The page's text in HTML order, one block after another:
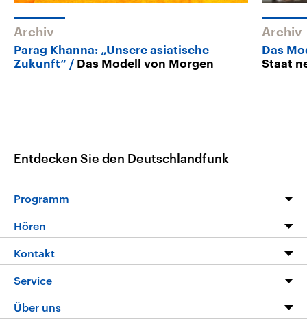
Archiv
Parag Khanna: „Unsere asiatische
Zukunft“
Das Modell von Morgen
Archiv
Das
Staat
Entdecken Sie den Deutschlandfunk
Programm
Die Nachrichten
Nachrichtenleicht
Neue Beiträge auf dlf.de
Hören
Livestream
Podcasts
Deutschlandfunk App
Kontakt
Service
FAQ
Über uns